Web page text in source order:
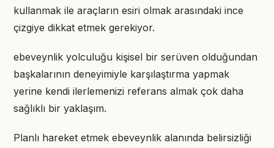
kullanmak ile araçların esiri olmak arasındaki ince
çizgiye dikkat etmek gerekiyor.
ebeveynlik yolculuğu kişisel bir serüven olduğundan
başkalarının deneyimiyle karşılaştırma yapmak
yerine kendi ilerlemenizi referans almak çok daha
sağlıklı bir yaklaşım.
Planlı hareket etmek ebeveynlik alanında belirsizliği